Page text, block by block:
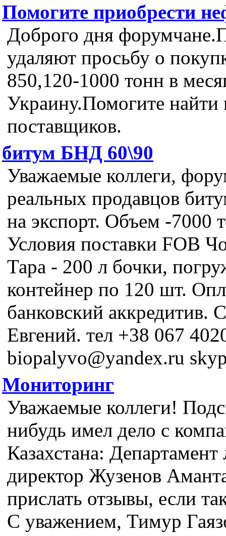
Помогите приобрести
Доброго дня
удаляют просьбу о
850,120-1000 тонн в
Украину.Помогите
поставщиков.
битум БНД 60\90
Уважаемые коллеги,
реальных продавцов
на экспорт. Объем -7000
Условия поставки FOB
Тара - 200 л бочки,
контейнер по 120 шт.
банковский аккредитив.
Евгений. тел +38 067
biopalyvo@yandex.ru
Мониторинг
Уважаемые коллеги!
нибудь имел дело с
Казахстана: Департамент
директор Жузенов
прислать отзывы, если
С уважением, Тимур